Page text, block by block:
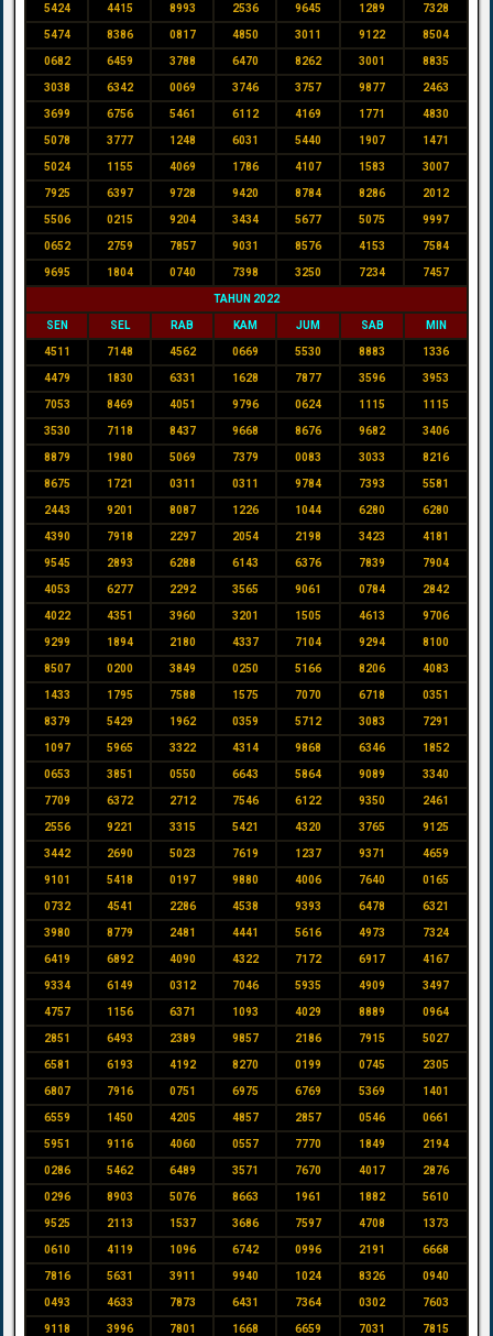
5424 4415 8993 2536 9645 1289 7328
5474 8386 0817 4850 3011 9122 8504
0682 6459 3788 6470 8262 3001 8835
3038 6342 0069 3746 3757 9877 2463
3699 6756 5461 6112 4169 1771 4830
5078 3777 1248 6031 5440 1907 1471
5024 1155 4069 1786 4107 1583 3007
7925 6397 9728 9420 8784 8286 2012
5506 0215 9204 3434 5677 5075 9997
0652 2759 7857 9031 8576 4153 7584
9695 1804 0740 7398 3250 7234 7457
TAHUN 2022
SEN SEL RAB KAM JUM SAB MIN
4511 7148 4562 0669 5530 8883 1336
4479 1830 6331 1628 7877 3596 3953
7053 8469 4051 9796 0624 1115 1115
3530 7118 8437 9668 8676 9682 3406
8879 1980 5069 7379 0083 3033 8216
8675 1721 0311 0311 9784 7393 5581
2443 9201 8087 1226 1044 6280 6280
4390 7918 2297 2054 2198 3423 4181
9545 2893 6288 6143 6376 7839 7904
4053 6277 2292 3565 9061 0784 2842
4022 4351 3960 3201 1505 4613 9706
9299 1894 2180 4337 7104 9294 8100
8507 0200 3849 0250 5166 8206 4083
1433 1795 7588 1575 7070 6718 0351
8379 5429 1962 0359 5712 3083 7291
1097 5965 3322 4314 9868 6346 1852
0653 3851 0550 6643 5864 9089 3340
7709 6372 2712 7546 6122 9350 2461
2556 9221 3315 5421 4320 3765 9125
3442 2690 5023 7619 1237 9371 4659
9101 5418 0197 9880 4006 7640 0165
0732 4541 2286 4538 9393 6478 6321
3980 8779 2481 4441 5616 4973 7324
6419 6892 4090 4322 7172 6917 4167
9334 6149 0312 7046 5935 4909 3497
4757 1156 6371 1093 4029 8889 0964
2851 6493 2389 9857 2186 7915 5027
6581 6193 4192 8270 0199 0745 2305
6807 7916 0751 6975 6769 5369 1401
6559 1450 4205 4857 2857 0546 0661
5951 9116 4060 0557 7770 1849 2194
0286 5462 6489 3571 7670 4017 2876
0296 8903 5076 8663 1961 1882 5610
9525 2113 1537 3686 7597 4708 1373
0610 4119 1096 6742 0996 2191 6668
7816 5631 3911 9940 1024 8326 0940
0493 4633 7873 6431 7364 0302 7603
9118 3996 7801 1668 6659 7031 7815